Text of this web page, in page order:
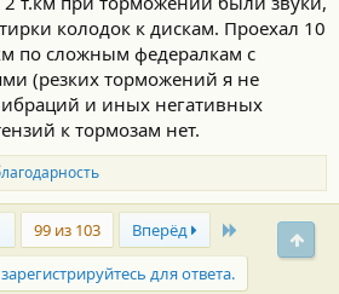
колодок к дискам. Проехал 10
по сложным федералкам с
(резких торможений я не
и иных негативных
к тормозам нет.
99 из 103 Вперёд Last
для ответа.